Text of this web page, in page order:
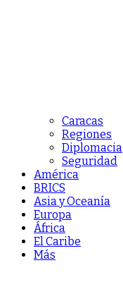
Caracas
Regiones
Diplomacia
Seguridad
América
BRICS
Asia y Oceanía
Europa
África
El Caribe
Más